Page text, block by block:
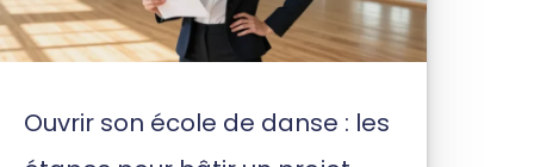
Ouvrir son école de danse : les